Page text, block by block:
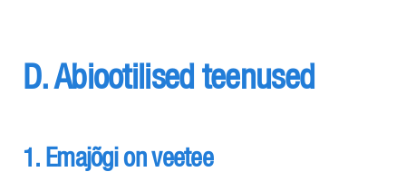
D. Abiootilised teenused
1. Emajõgi on veetee